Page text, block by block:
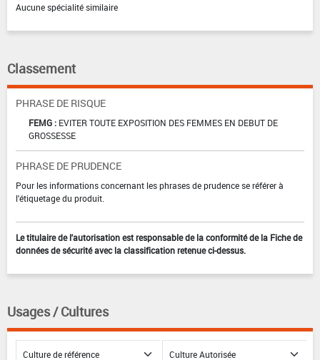
Aucune spécialité similaire
Classement
PHRASE DE RISQUE
FEMG : EVITER TOUTE EXPOSITION DES FEMMES EN DEBUT DE
GROSSESSE
PHRASE DE PRUDENCE
Pour les informations concernant les phrases de prudence se référer à
l'étiquetage du produit.
Le titulaire de l'autorisation est responsable de la conformité de la Fiche de
données de sécurité avec la classification retenue ci-dessus.
Usages / Cultures